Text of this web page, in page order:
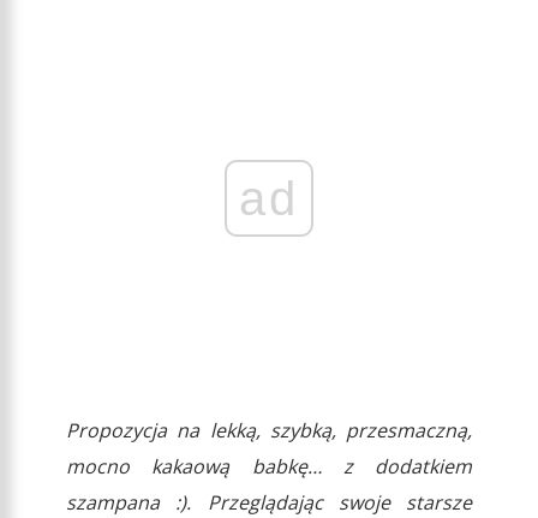
ad
Propozycja na lekką, szybką, przesmaczną,
mocno kakaową babkę… z dodatkiem
szampana :). Przeglądając swoje starsze